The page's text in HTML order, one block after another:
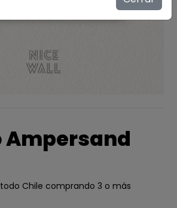
Ampersand
Chile comprando 3 o más